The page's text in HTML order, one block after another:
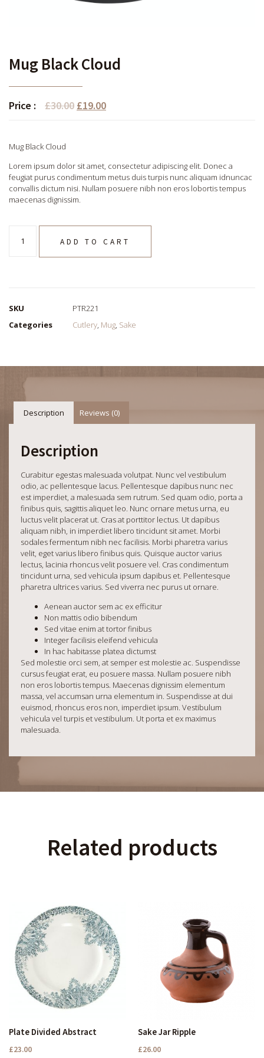
Mug Black Cloud
Price : £30.00 £19.00
Mug Black Cloud
Lorem ipsum dolor sit amet, consectetur adipiscing elit. Donec a
feugiat purus condimentum metus duis turpis nunc aliquam idnuncac
convallis dictum nisi. Nullam posuere nibh non eros lobortis tempus
maecenas dignissim.
ADD TO CART
SKU
PTR221
Categories
Cutlery, Mug, Sake
Description Reviews (0)
Description
Curabitur egestas malesuada volutpat. Nunc vel vestibulum
odio, ac pellentesque lacus. Pellentesque dapibus nunc nec
est imperdiet, a malesuada sem rutrum. Sed quam odio, porta a
finibus quis, sagittis aliquet leo. Nunc ornare metus urna, eu
luctus velit placerat ut. Cras at porttitor lectus. Ut dapibus
aliquam nibh, in imperdiet libero tincidunt sit amet. Morbi
sodales fermentum nibh nec facilisis. Morbi pharetra varius
velit, eget varius libero finibus quis. Quisque auctor varius
lectus, lacinia rhoncus velit posuere vel. Cras condimentum
tincidunt urna, sed vehicula ipsum dapibus et. Pellentesque
pharetra ultrices varius. Sed viverra nec purus ut ornare.
Aenean auctor sem ac ex efficitur
Non mattis odio bibendum
Sed vitae enim at tortor finibus
Integer facilisis eleifend vehicula
In hac habitasse platea dictumst
Sed molestie orci sem, at semper est molestie ac. Suspendisse
cursus feugiat erat, eu posuere massa. Nullam posuere nibh
non eros lobortis tempus. Maecenas dignissim elementum
massa, vel accumsan urna elementum in. Suspendisse at dui
euismod, rhoncus eros non, imperdiet ipsum. Vestibulum
vehicula vel turpis et vestibulum. Ut porta et ex maximus
malesuada.
Related products
Plate Divided Abstract
£23.00
Sake Jar Ripple
£26.00